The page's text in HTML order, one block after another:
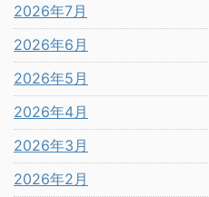
2026年7月
2026年6月
2026年5月
2026年4月
2026年3月
2026年2月